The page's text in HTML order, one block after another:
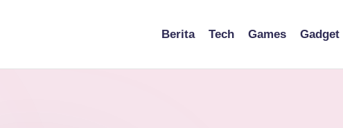
Berita Tech Games Gadget